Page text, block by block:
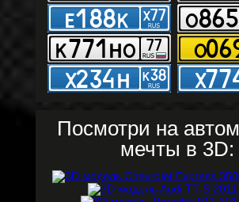
Посмотри на
мечты в 3D: